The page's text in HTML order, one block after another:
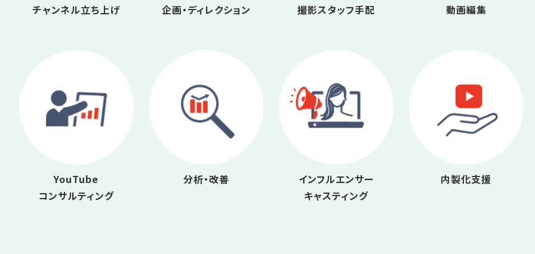
チャンネル立ち上げ 企画・ディレクション 撮影スタッフ手配 動画編集
YouTube
コンサルティング
分析・改善
インフルエンサー
キャスティング
内製化支援